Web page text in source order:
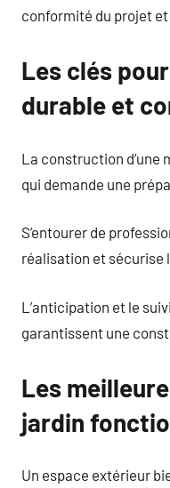
conformité du projet
Les clés
durable et
La construction d’une
qui demande une
S’entourer de
réalisation et sécurise
L’anticipation et le
garantissent une
Les
jardin
Un espace extérieur